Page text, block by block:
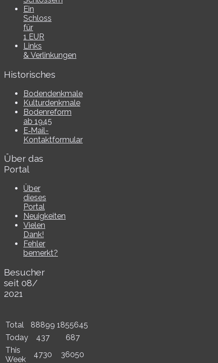
Ein
Schloss
für
1 EUR
Links
& Verlinkungen
Historisches
Bodendenkmale
Kulturdenkmale
Bodenreform
ab 1945
E‑Mail-​​
Kontaktformular
Über das
Portal
Über
dieses
Portal
Neuigkeiten
Vielen
Dank!
Fehler
bemerkt?
Besucher
seit 08/​
2021
Total 88899 1855645
Today
437
687
This
Week
4730 36050